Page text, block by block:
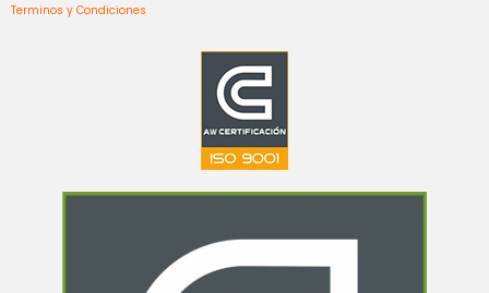
Terminos y Condiciones